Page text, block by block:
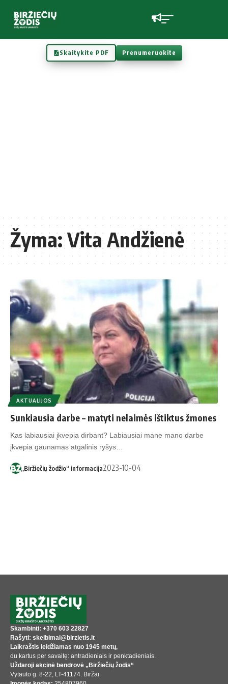
Skaitykite PDF Prenumeruokite
Žyma:Vita Andžienė
AKTUALIJOS
Sunkiausia darbe – matyti nelaimės ištiktus žmones
Kas labiausiai įkvepia dirbant? Labiausiai mane mano darbe
įkvepia gaunamas atgalinis ryšys…
„Biržiečių žodžio“ informacija2023-10-04
Skambinti: +370 603 22827
Rašyti: skelbimai@birzietis.lt
Laikraštis leidžiamas nuo 1945 metų,
du kartus per savaitę: antradieniais ir penktadieniais.
Uždaroji akcinė bendrovė „Biržiečių žodis“
Vytauto g. 8-22, LT-41174. Biržai